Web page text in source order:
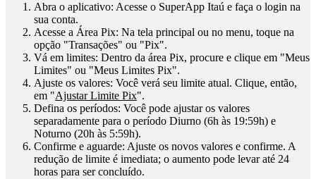
Abra o aplicativo: Acesse o SuperApp Itaú e faça o login na
sua conta.
Acesse a Área Pix: Na tela principal ou no menu, toque na
opção "Transações" ou "Pix".
Vá em limites: Dentro da área Pix, procure e clique em "Meus
Limites" ou "Meus Limites Pix".
Ajuste os valores: Você verá seu limite atual. Clique, então,
em "Ajustar Limite Pix".
Defina os períodos: Você pode ajustar os valores
separadamente para o período Diurno (6h às 19:59h) e
Noturno (20h às 5:59h).
Confirme e aguarde: Ajuste os novos valores e confirme. A
redução de limite é imediata; o aumento pode levar até 24
horas para ser concluído.